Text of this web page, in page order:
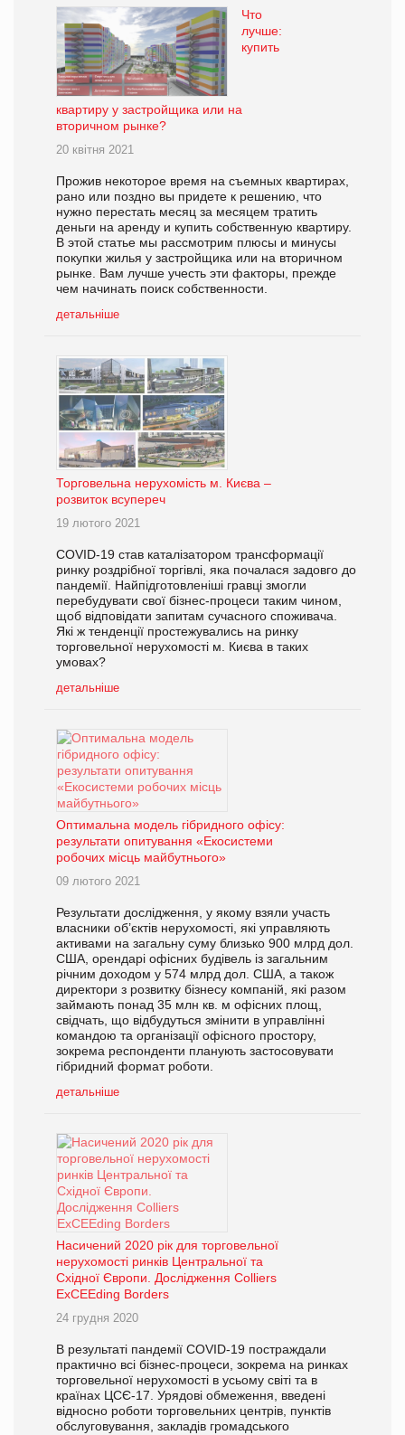
Что
лучше:
купить
квартиру у застройщика или на
вторичном рынке?
20 квітня 2021
Прожив некоторое время на съемных квартирах,
рано или поздно вы придете к решению, что
нужно перестать месяц за месяцем тратить
деньги на аренду и купить собственную квартиру.
В этой статье мы рассмотрим плюсы и минусы
покупки жилья у застройщика или на вторичном
рынке. Вам лучше учесть эти факторы, прежде
чем начинать поиск собственности.
детальніше
Торговельна нерухомість м. Києва –
розвиток всупереч
19 лютого 2021
COVID-19 став каталізатором трансформації
ринку роздрібної торгівлі, яка почалася задовго до
пандемії. Найпідготовленіші гравці змогли
перебудувати свої бізнес-процеси таким чином,
щоб відповідати запитам сучасного споживача.
Які ж тенденції простежувались на ринку
торговельної нерухомості м. Києва в таких
умовах?
детальніше
Оптимальна модель гібридного офісу:
результати опитування «Екосистеми
робочих місць майбутнього»
09 лютого 2021
Результати дослідження, у якому взяли участь
власники об’єктів нерухомості, які управляють
активами на загальну суму близько 900 млрд дол.
США, орендарі офісних будівель із загальним
річним доходом у 574 млрд дол. США, а також
директори з розвитку бізнесу компаній, які разом
займають понад 35 млн кв. м офісних площ,
свідчать, що відбудуться змінити в управлінні
командою та організації офісного простору,
зокрема респонденти планують застосовувати
гібридний формат роботи.
детальніше
Насичений 2020 рік для торговельної
нерухомості ринків Центральної та
Східної Європи. Дослідження Colliers
ExCEEding Borders
24 грудня 2020
В результаті пандемії COVID-19 постраждали
практично всі бізнес-процеси, зокрема на ринках
торговельної нерухомості в усьому світі та в
країнах ЦСЄ-17. Урядові обмеження, введені
відносно роботи торговельних центрів, пунктів
обслуговування, закладів громадського